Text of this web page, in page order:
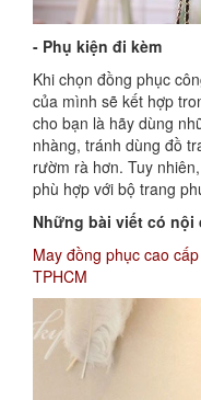
- Phụ kiện đi kèm
Khi chọn đồng phục
của mình sẽ kết hợp
cho bạn là hãy dùng
nhàng, tránh dùng đồ
rườm rà hơn. Tuy
phù hợp với bộ trang
Những bài viết có nội
May đồng phục cao cấp
TPHCM